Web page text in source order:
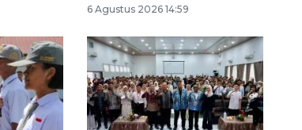
6 Agustus 2026 14:59